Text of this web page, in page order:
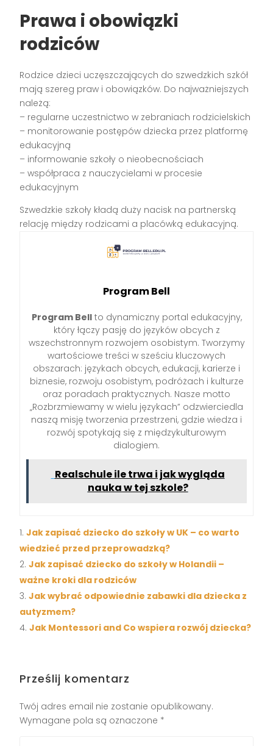
Prawa i obowiązki
rodziców
Rodzice dzieci uczęszczających do szwedzkich szkół
mają szereg praw i obowiązków. Do najważniejszych
należą:
– regularne uczestnictwo w zebraniach rodzicielskich
– monitorowanie postępów dziecka przez platformę
edukacyjną
– informowanie szkoły o nieobecnościach
– współpraca z nauczycielami w procesie
edukacyjnym
Szwedzkie szkoły kładą duży nacisk na partnerską
relację między rodzicami a placówką edukacyjną.
Program Bell
Program Bellto dynamiczny portal edukacyjny,
który łączy pasję do języków obcych z
wszechstronnym rozwojem osobistym. Tworzymy
wartościowe treści w sześciu kluczowych
obszarach: językach obcych, edukacji, karierze i
biznesie, rozwoju osobistym, podróżach i kulturze
oraz poradach praktycznych. Nasze motto
„Rozbrzmiewamy w wielu językach” odzwierciedla
naszą misję tworzenia przestrzeni, gdzie wiedza i
rozwój spotykają się z międzykulturowym
dialogiem.
Realschule ile trwa i jak wygląda
nauka w tej szkole?
Jak zapisać dziecko do szkoły w UK – co warto
wiedzieć przed przeprowadzką?
Jak zapisać dziecko do szkoły w Holandii –
ważne kroki dla rodziców
Jak wybrać odpowiednie zabawki dla dziecka z
autyzmem?
Jak Montessori and Co wspiera rozwój dziecka?
Prześlij komentarz
Twój adres email nie zostanie opublikowany.
Wymagane pola są oznaczone *